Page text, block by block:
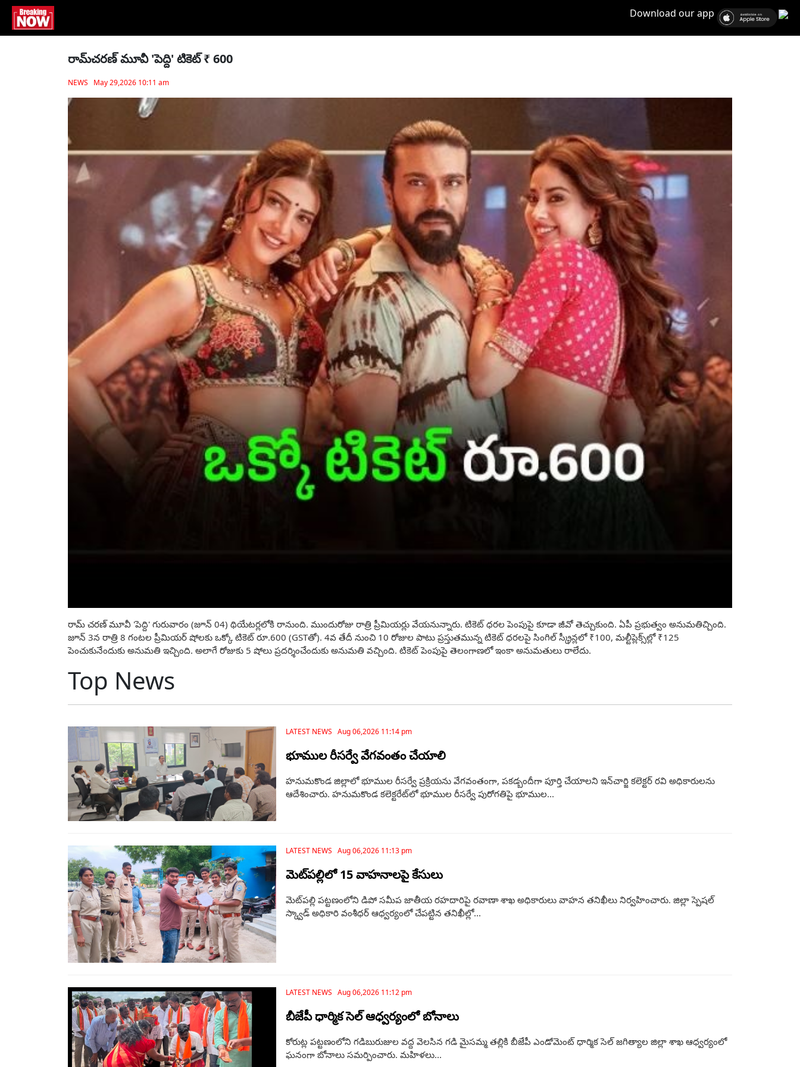
Download our app
రామ్‌చ‌రణ్ మూవీ 'పెద్ది' టికెట్ ₹ 600
NEWS May 29,2026 10:11 am
రామ్ చరణ్ మూవీ 'పెద్ది' గురువారం (జూన్ 04) థియేటర్లలోకి రానుంది. ముందురోజు రాత్రి ప్రీమియర్లు వేయనున్నారు. టికెట్ ధరల పెంపుపై కూడా జీవో తెచ్చుకుంది. ఏపీ ప్రభుత్వం అనుమతిచ్చింది.
జూన్ 3న రాత్రి 8 గంటల ప్రీమియర్ షోలకు ఒక్కో టికెట్ రూ.600 (GSTతో). 4వ తేదీ నుంచి 10 రోజుల పాటు ప్రస్తుతమున్న టికెట్ ధరలపై సింగిల్ స్క్రీన్లలో ₹100, మల్టీప్లెక్స్‌ల్లో ₹125
పెంచుకునేందుకు అనుమతి ఇచ్చింది. అలాగే రోజుకు 5 షోలు ప్రదర్శించేందుకు అనుమ‌తి వ‌చ్చింది. టికెట్ పెంపుపై తెలంగాణ‌లో ఇంకా అనుమ‌తులు రాలేదు.
Top News
LATEST NEWS Aug 06,2026 11:14 pm
భూముల రీసర్వే వేగవంతం చేయాలి
హనుమకొండ జిల్లాలో భూముల రీసర్వే ప్రక్రియను వేగవంతంగా, పకడ్బందీగా పూర్తి చేయాలని ఇన్‌చార్జి కలెక్టర్ రవి అధికారులను
ఆదేశించారు. హనుమకొండ కలెక్టరేట్‌లో భూముల రీసర్వే పురోగతిపై భూముల...
LATEST NEWS Aug 06,2026 11:13 pm
మెట్‌పల్లిలో 15 వాహనాలపై కేసులు
మెట్‌పల్లి పట్టణంలోని డిపో సమీప జాతీయ రహదారిపై రవాణా శాఖ అధికారులు వాహన తనిఖీలు నిర్వహించారు. జిల్లా స్పెషల్
స్క్వాడ్ అధికారి వంశీధర్ ఆధ్వర్యంలో చేపట్టిన తనిఖీల్లో...
LATEST NEWS Aug 06,2026 11:12 pm
బీజేపీ ధార్మిక సెల్ ఆధ్వర్యంలో బోనాలు
కోరుట్ల పట్టణంలోని గడిబురుజుల వద్ద వెలసిన గడి మైసమ్మ తల్లికి బీజేపీ ఎండోమెంట్ ధార్మిక సెల్ జగిత్యాల జిల్లా శాఖ ఆధ్వర్యంలో
ఘనంగా బోనాలు సమర్పించారు. మహిళలు...